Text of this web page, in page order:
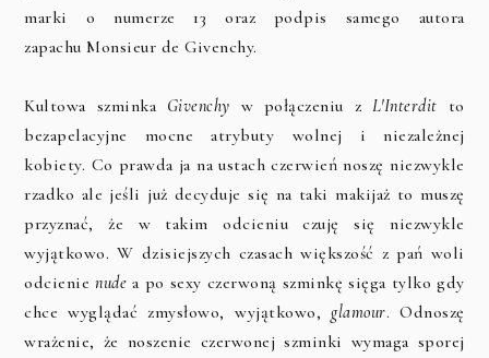
marki o numerze 13 oraz podpis samego autora
zapachuMonsieur de Givenchy.
Kultowa szminka Givenchy w połączeniu z L'Interdit to
bezapelacyjne mocne atrybuty wolnej i niezależnej
kobiety. Co prawda ja na ustach czerwień noszę niezwykle
rzadko ale jeśli już decyduje się na taki makijaż to muszę
przyznać, że w takim odcieniu czuję się niezwykle
wyjątkowo. W dzisiejszych czasach większość z pań woli
odcienienude a po sexy czerwoną szminkę sięga tylko gdy
chce wyglądać zmysłowo, wyjątkowo,glamour. Odnoszę
wrażenie, że noszenie czerwonej szminki wymaga sporej